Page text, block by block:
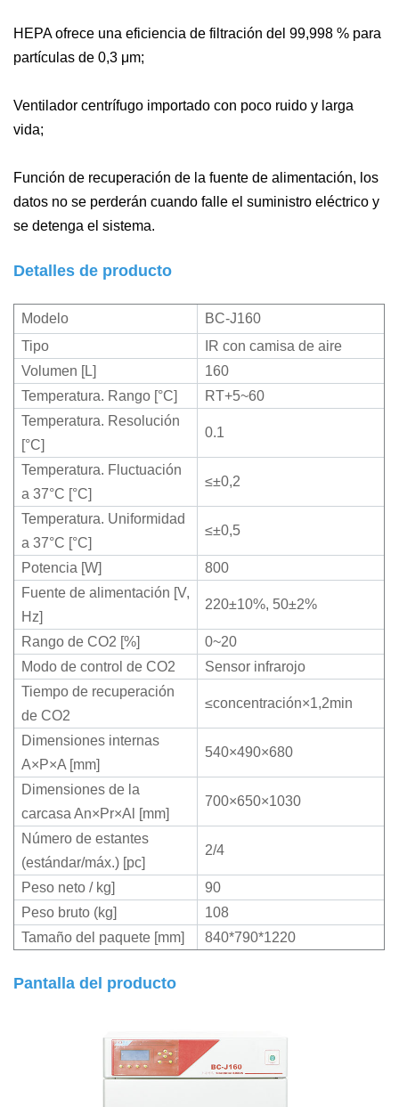
HEPA ofrece una eficiencia de filtración del 99,998 % para
partículas de 0,3 μm;
Ventilador centrífugo importado con poco ruido y larga
vida;
Función de recuperación de la fuente de alimentación, los
datos no se perderán cuando falle el suministro eléctrico y
se detenga el sistema.
Detalles de producto
Modelo
BC-J160
Tipo
IR con camisa de aire
Volumen [L]
160
Temperatura. Rango [°C]
RT+5~60
Temperatura. Resolución
[°C]
0.1
Temperatura. Fluctuación
a 37°C [°C]
≤±0,2
Temperatura. Uniformidad
a 37°C [°C]
≤±0,5
Potencia [W]
800
Fuente de alimentación [V,
Hz]
220±10%, 50±2%
Rango de CO2 [%]
0~20
Modo de control de CO2
Sensor infrarojo
Tiempo de recuperación
de CO2
≤concentración×1,2min
Dimensiones internas
A×P×A [mm]
540×490×680
Dimensiones de la
carcasa An×Pr×Al [mm]
700×650×1030
Número de estantes
(estándar/máx.) [pc]
2/4
Peso neto / kg]
90
Peso bruto (kg]
108
Tamaño del paquete [mm]
840*790*1220
Pantalla del producto